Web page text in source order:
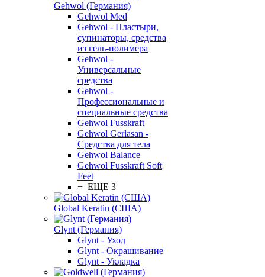
Gehwol (Германия)
Gehwol Med
Gehwol - Пластыри,
супинаторы, средства
из гель-полимера
Gehwol -
Универсальные
средства
Gehwol -
Профессиональные и
специальные средства
Gehwol Fusskraft
Gehwol Gerlasan -
Средства для тела
Gehwol Balance
Gehwol Fusskraft Soft
Feet
+ ЕЩЕ 3
Global Keratin (США)
Glynt (Германия)
Glynt - Уход
Glynt - Окрашивание
Glynt - Укладка